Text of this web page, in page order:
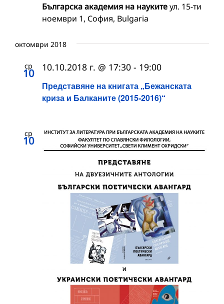
Българска академия на наукитеул. 15-ти
ноември 1, София, Bulgaria
октомври 2018
ср
10
Представяне на книгата „Бежанската
криза и Балканите (2015-2016)“
10.10.2018 г. @ 17:30 - 19:00
ср
10